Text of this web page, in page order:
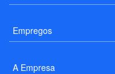
Empregos
A Empresa